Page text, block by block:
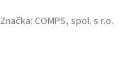
Značka: COMPS, spol. s r.o.